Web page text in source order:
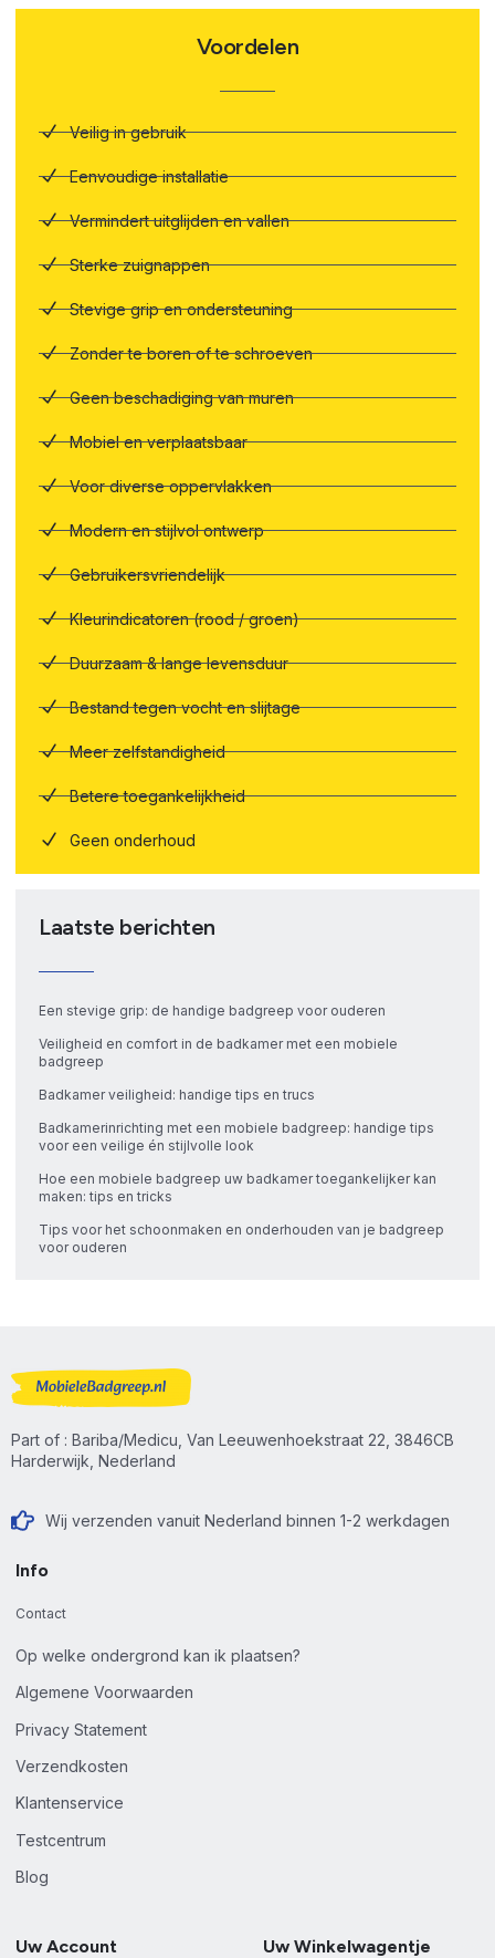
Voordelen
Veilig in gebruik
Eenvoudige installatie
Vermindert uitglijden en vallen
Sterke zuignappen
Stevige grip en ondersteuning
Zonder te boren of te schroeven
Geen beschadiging van muren
Mobiel en verplaatsbaar
Voor diverse oppervlakken
Modern en stijlvol ontwerp
Gebruikersvriendelijk
Kleurindicatoren (rood / groen)
Duurzaam & lange levensduur
Bestand tegen vocht en slijtage
Meer zelfstandigheid
Betere toegankelijkheid
Geen onderhoud
Laatste berichten
Een stevige grip: de handige badgreep voor ouderen
Veiligheid en comfort in de badkamer met een mobiele
badgreep
Badkamer veiligheid: handige tips en trucs
Badkamerinrichting met een mobiele badgreep: handige tips
voor een veilige én stijlvolle look
Hoe een mobiele badgreep uw badkamer toegankelijker kan
maken: tips en tricks
Tips voor het schoonmaken en onderhouden van je badgreep
voor ouderen
Part of : Bariba/Medicu, Van Leeuwenhoekstraat 22, 3846CB
Harderwijk, Nederland
Wij verzenden vanuit Nederland binnen 1-2 werkdagen
Info
Contact
Op welke ondergrond kan ik plaatsen?
Algemene Voorwaarden
Privacy Statement
Verzendkosten
Klantenservice
Testcentrum
Blog
Uw Account Uw Winkelwagentje